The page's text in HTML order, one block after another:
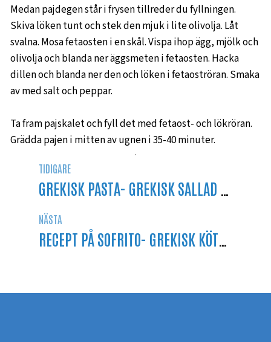
Medan pajdegen står i frysen tillreder du fyllningen.
Skiva löken tunt och stek den mjuk i lite olivolja. Låt
svalna. Mosa fetaosten i en skål. Vispa ihop ägg, mjölk och
olivolja och blanda ner äggsmeten i fetaosten. Hacka
dillen och blanda ner den och löken i fetaoströran. Smaka
av med salt och peppar.
Ta fram pajskalet och fyll det med fetaost- och lökröran.
Grädda pajen i mitten av ugnen i 35-40 minuter.
TIDIGARE
NÄSTA